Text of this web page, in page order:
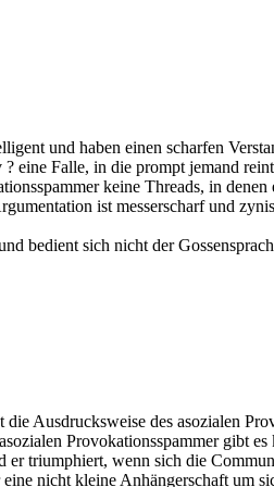
und haben einen scharfen
eine Falle, in die prompt jemand
keine Threads, in
ist messerscharf und
bedient sich nicht der
Ausdrucksweise des asozialen
Provokationsspammer gibt
triumphiert, wenn sich die
nicht kleine Anhängerschaft um